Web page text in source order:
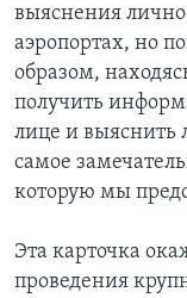
выяснения
аэропортах, но
образом,
получить
лице и выяснить
самое
которую мы
Эта карточка
проведения